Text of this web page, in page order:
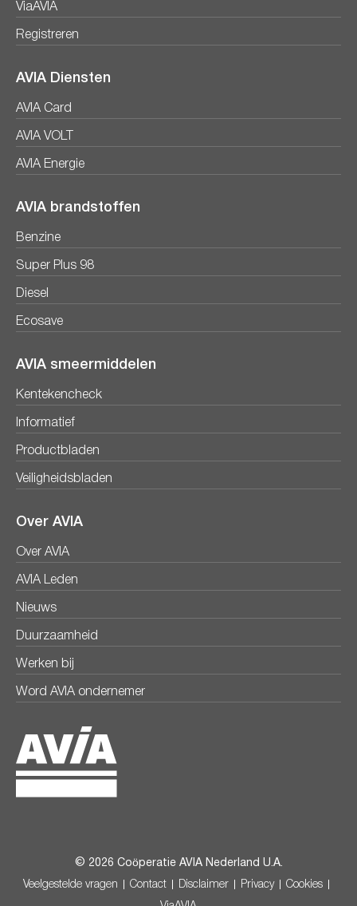
ViaAVIA
Registreren
AVIA Diensten
AVIA Card
AVIA VOLT
AVIA Energie
AVIA brandstoffen
Benzine
Super Plus 98
Diesel
Ecosave
AVIA smeermiddelen
Kentekencheck
Informatief
Productbladen
Veiligheidsbladen
Over AVIA
Over AVIA
AVIA Leden
Nieuws
Duurzaamheid
Werken bij
Word AVIA ondernemer
© 2026 Coöperatie AVIA Nederland U.A.
Veelgestelde vragen Contact Disclaimer Privacy Cookies